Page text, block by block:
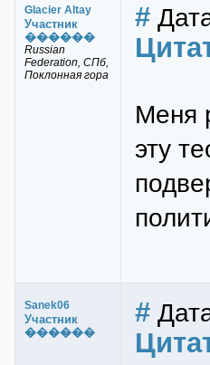
Glacier Altay
Участник
������
Russian
Federation, СПб,
Поклонная гора
#
Меня
эту
Sanek06
Участник
������
#